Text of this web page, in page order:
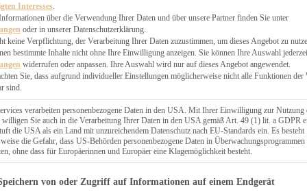
Suche
Interesses
über die Verwendung Ihrer Daten und über unsere Partner finden Sie unter
oder in unserer Datenschutzerklärung.
keine Verpflichtung, der Verarbeitung Ihrer Daten zuzustimmen, um dieses Angebot zu
bestimmte Inhalte nicht ohne Ihre Einwilligung anzeigen. Sie können Ihre Auswahl
widerrufen oder anpassen. Ihre Auswahl wird nur auf dieses Angebot angewendet.
Sie, dass aufgrund individueller Einstellungen möglicherweise nicht alle Funktionen der
sind.
verarbeiten personenbezogene Daten in den USA. Mit Ihrer Einwilligung zur Nutzung
willigen Sie auch in die Verarbeitung Ihrer Daten in den USA gemäß Art. 49 (1) lit. a GDPR
die USA als ein Land mit unzureichendem Datenschutz nach EU-Standards ein. Es besteht
die Gefahr, dass US-Behörden personenbezogene Daten in Überwachungsprogrammen
ohne dass für Europäerinnen und Europäer eine Klagemöglichkeit besteht.
finden Sie eine Liste der Zwecke des IAB Transparency and
von oder Zugriff auf Informationen auf einem Endgerät